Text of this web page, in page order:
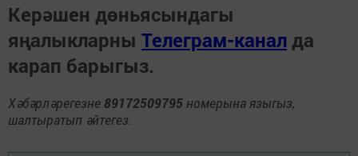
Керәшен дөньясындагы
яңалыкларны Телеграм-канал да
карап барыгыз.
Хәбәрләрегезне 89172509795 номерына языгыз,
шалтыратып әйтегез.